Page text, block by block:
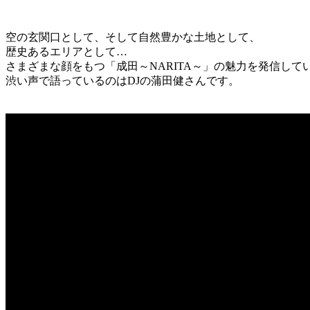
空の玄関口として、そして自然豊かな土地として、
歴史あるエリアとして…
さまざまな顔をもつ「成田～NARITA～」の魅力を発信して
渋い声で語っているのはDJの蒲田健さんです。